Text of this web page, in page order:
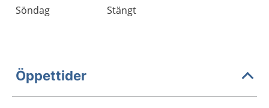
Söndag
Stängt
Öppettider